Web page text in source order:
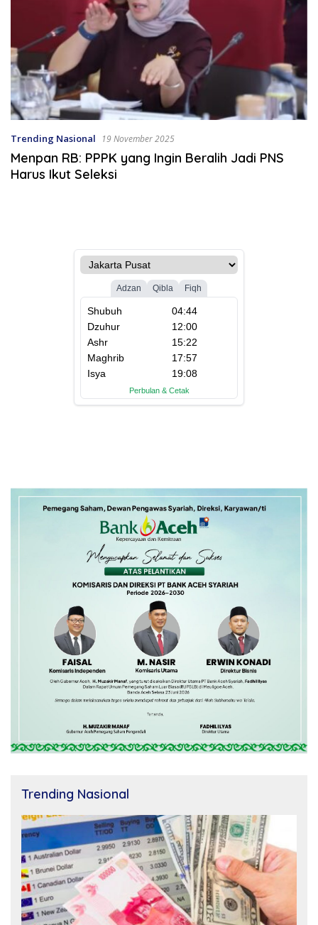
Trending Nasional 19 November 2025
Menpan RB: PPPK yang Ingin Beralih Jadi PNS
Harus Ikut Seleksi
Trending Nasional